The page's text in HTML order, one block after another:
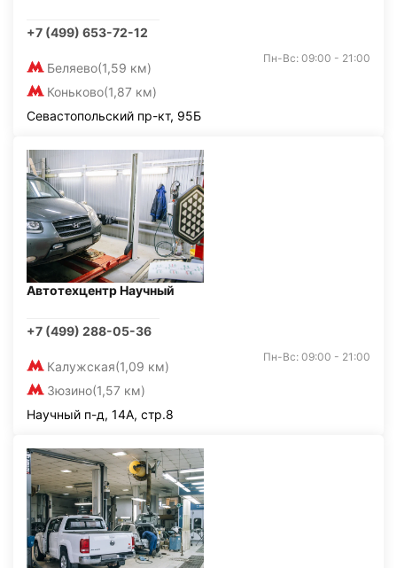
+7 (499) 653-72-12
Беляево(1,59 км)
Коньково(1,87 км)
Пн-Вс: 09:00 - 21:00
Севастопольский пр-кт, 95Б
Автотехцентр Научный
+7 (499) 288-05-36
Калужская(1,09 км)
Зюзино(1,57 км)
Пн-Вс: 09:00 - 21:00
Научный п-д, 14А, стр.8